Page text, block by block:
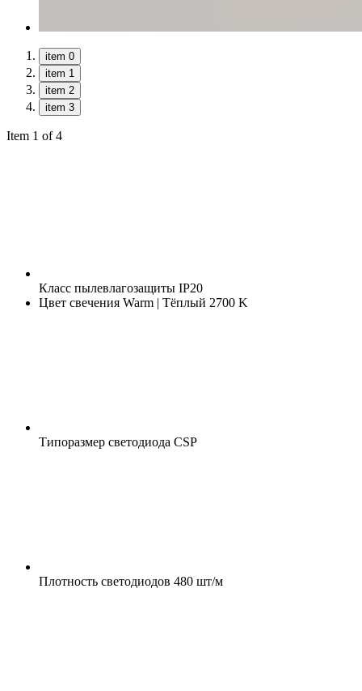
item 0
item 1
item 2
item 3
Item 1 of 4
Класс пылевлагозащиты IP20
Цвет свечения Warm | Тёплый 2700 K
Типоразмер светодиода CSP
Плотность светодиодов 480 шт/м